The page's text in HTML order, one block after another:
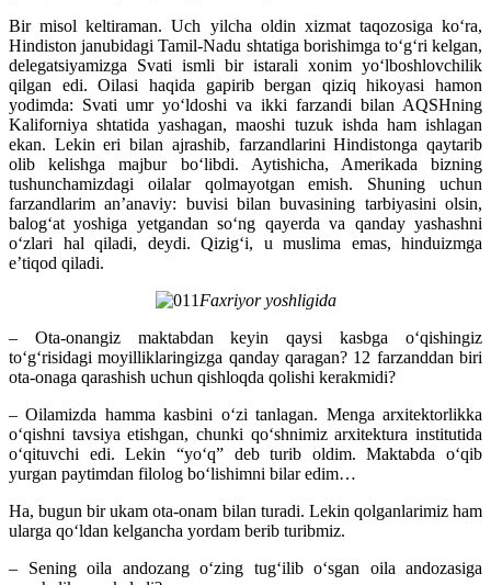
Bir misol keltiraman. Uch yilcha oldin xizmat taqozosiga koʻra,
Hindiston janubidagi Tamil-Nadu shtatiga borishimga toʻgʻri kelgan,
delegatsiyamizga Svati ismli bir istarali xonim yoʻlboshlovchilik
qilgan edi. Oilasi haqida gapirib bergan qiziq hikoyasi hamon
yodimda: Svati umr yoʻldoshi va ikki farzandi bilan AQSHning
Kaliforniya shtatida yashagan, maoshi tuzuk ishda ham ishlagan
ekan. Lekin eri bilan ajrashib, farzandlarini Hindistonga qaytarib
olib kelishga majbur boʻlibdi. Aytishicha, Amerikada bizning
tushunchamizdagi oilalar qolmayotgan emish. Shuning uchun
farzandlarim anʼanaviy: buvisi bilan buvasining tarbiyasini olsin,
balogʻat yoshiga yetgandan soʻng qayerda va qanday yashashni
oʻzlari hal qiladi, deydi. Qizigʻi, u muslima emas, hinduizmga
eʼtiqod qiladi.
Faxriyor yoshligida
– Ota-onangiz maktabdan keyin qaysi kasbga oʻqishingiz
toʻgʻrisidagi moyilliklaringizga qanday qaragan? 12 farzanddan biri
ota-onaga qarashish uchun qishloqda qolishi kerakmidi?
– Oilamizda hamma kasbini oʻzi tanlagan. Menga arxitektorlikka
oʻqishni tavsiya etishgan, chunki qoʻshnimiz arxitektura institutida
oʻqituvchi edi. Lekin “yoʻq” deb turib oldim. Maktabda oʻqib
yurgan paytimdan filolog boʻlishimni bilar edim…
Ha, bugun bir ukam ota-onam bilan turadi. Lekin qolganlarimiz ham
ularga qoʻldan kelgancha yordam berib turibmiz.
– Sening oila andozang oʻzing tugʻilib oʻsgan oila andozasiga